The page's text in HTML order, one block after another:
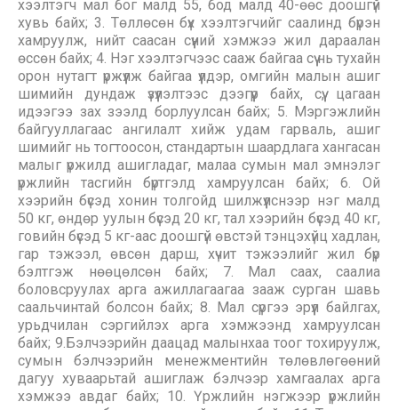
хээлтэгч мал бог малд 55, бод малд 40-өөс доошгүй
хувь байх; 3. Төллөсөн бүх хээлтэгчийг саалинд бүрэн
хамруулж, нийт саасан сүүний хэмжээ жил дараалан
өссөн байх; 4. Нэг хээлтэгчээс сааж байгаа сүү нь тухайн
орон нутагт үржүүлж байгаа үүлдэр, омгийн малын ашиг
шимийн дундаж үзүүлэлтээс дээгүүр байх, сүү, цагаан
идээгээ зах зээлд борлуулсан байх; 5. Мэргэжлийн
байгууллагаас ангилалт хийж удам гарваль, ашиг
шимийг нь тогтоосон, стандартын шаардлага хангасан
малыг үржилд ашигладаг, малаа сумын мал эмнэлэг
үржлийн тасгийн бүртгэлд хамруулсан байх; 6. Ой
хээрийн бүсэд хонин толгойд шилжүүлснээр нэг малд
50 кг, өндөр уулын бүсэд 20 кг, тал хээрийн бүсэд 40 кг,
говийн бүсэд 5 кг-аас доошгүй өвстэй тэнцэхүйц хадлан,
гар тэжээл, өвсөн дарш, хүчит тэжээлийг жил бүр
бэлтгэж нөөцөлсөн байх; 7. Мал саах, саалиа
боловсруулах арга ажиллагаагаа зааж сурган шавь
саальчинтай болсон байх; 8. Мал сүргээ эрүүл байлгах,
урьдчилан сэргийлэх арга хэмжээнд хамруулсан
байх; 9.Бэлчээрийн даацад малынхаа тоог тохируулж,
сумын бэлчээрийн менежментийн төлөвлөгөөний
дагуу хуваарьтай ашиглаж бэлчээр хамгаалах арга
хэмжээ авдаг байх; 10. Үржлийн нэгжээр үржлийн